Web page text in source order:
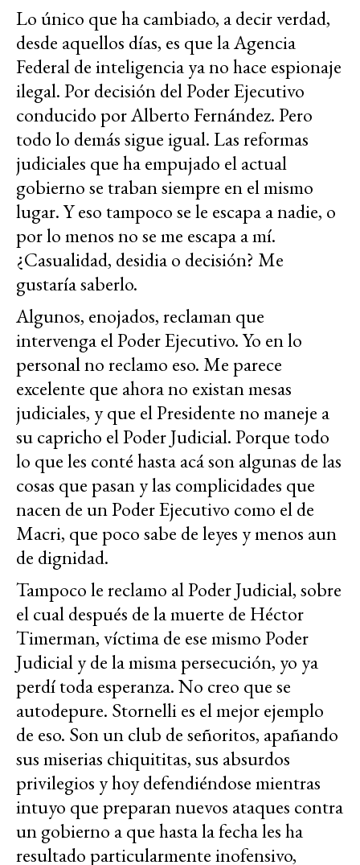
Lo único que ha cambiado, a decir verdad,
desde aquellos días, es que la Agencia
Federal de inteligencia ya no hace espionaje
ilegal. Por decisión del Poder Ejecutivo
conducido por Alberto Fernández. Pero
todo lo demás sigue igual. Las reformas
judiciales que ha empujado el actual
gobierno se traban siempre en el mismo
lugar. Y eso tampoco se le escapa a nadie, o
por lo menos no se me escapa a mí.
¿Casualidad, desidia o decisión? Me
gustaría saberlo.
Algunos, enojados, reclaman que
intervenga el Poder Ejecutivo. Yo en lo
personal no reclamo eso. Me parece
excelente que ahora no existan mesas
judiciales, y que el Presidente no maneje a
su capricho el Poder Judicial. Porque todo
lo que les conté hasta acá son algunas de las
cosas que pasan y las complicidades que
nacen de un Poder Ejecutivo como el de
Macri, que poco sabe de leyes y menos aun
de dignidad.
Tampoco le reclamo al Poder Judicial, sobre
el cual después de la muerte de Héctor
Timerman, víctima de ese mismo Poder
Judicial y de la misma persecución, yo ya
perdí toda esperanza. No creo que se
autodepure. Stornelli es el mejor ejemplo
de eso. Son un club de señoritos, apañando
sus miserias chiquititas, sus absurdos
privilegios y hoy defendiéndose mientras
intuyo que preparan nuevos ataques contra
un gobierno a que hasta la fecha les ha
resultado particularmente inofensivo,